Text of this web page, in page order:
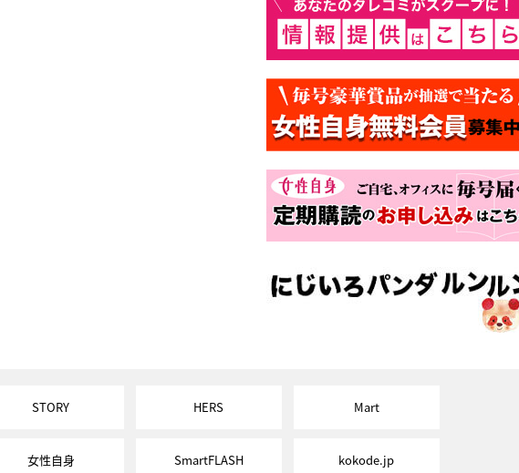
STORY HERS Mart
女性自身 SmartFLASH kokode.jp